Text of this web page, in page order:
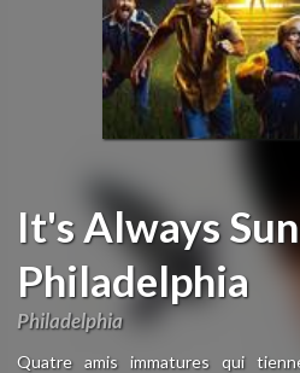
It's Always
Philadelphia
Philadelphia
Quatre amis immatures qui